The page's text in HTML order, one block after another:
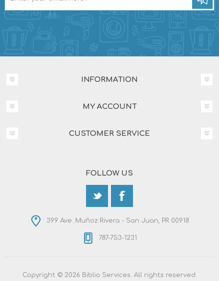
INFORMATION
MY ACCOUNT
CUSTOMER SERVICE
FOLLOW US
399 Ave. Muñoz Rivera - San Juan, PR 00918
787-753-1231
Copyright © 2026 Biblio Services. All rights reserved.